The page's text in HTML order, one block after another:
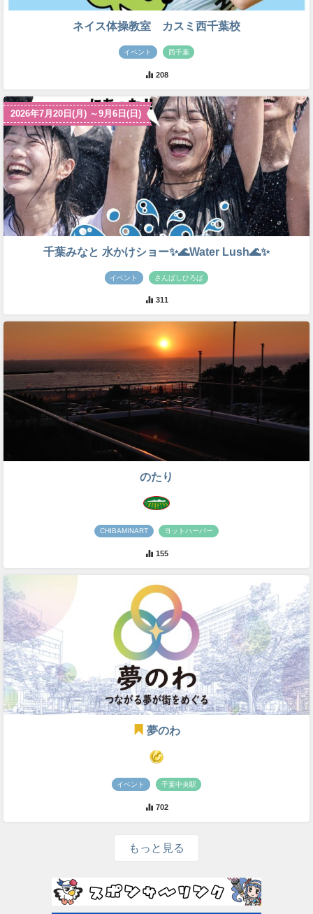
ネイス体操教室 カスミ西千葉校
イベント 西千葉
208
2026年7月20日(月) ～9月6日(日)
千葉みなと 水かけショー✨🌊Water Lush🌊✨
イベント さんばしひろば
311
のたり
CHIBAMINART ヨットハーバー
155
夢のわ
イベント 千葉中央駅
702
もっと見る